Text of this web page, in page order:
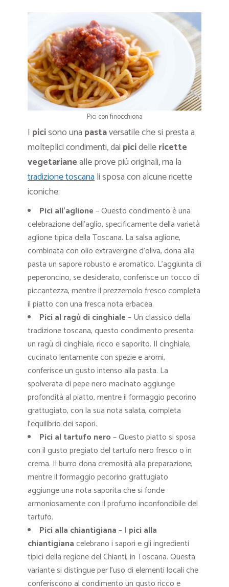
Pici con finocchiona
I picisono una pastaversatile che si presta a
molteplici condimenti, dai picidellericette
vegetarianealle prove più originali, ma la
tradizione toscanali sposa con alcune ricette
iconiche:
Pici all’aglione– Questo condimento è una
celebrazione dell’aglio, specificamente della varietà
aglione tipica della Toscana. La salsa aglione,
combinata con olio extravergine d’oliva, dona alla
pasta un sapore robusto e aromatico. L’aggiunta di
peperoncino, se desiderato, conferisce un tocco di
piccantezza, mentre il prezzemolo fresco completa
il piatto con una fresca nota erbacea.
Pici al ragù di cinghiale– Un classico della
tradizione toscana, questo condimento presenta
un ragù di cinghiale, ricco e saporito. Il cinghiale,
cucinato lentamente con spezie e aromi,
conferisce un gusto intenso alla pasta. La
spolverata di pepe nero macinato aggiunge
profondità al piatto, mentre il formaggio pecorino
grattugiato, con la sua nota salata, completa
l’equilibrio dei sapori.
Pici al tartufo nero– Questo piatto si sposa
con il gusto pregiato del tartufo nero fresco o in
crema. Il burro dona cremosità alla preparazione,
mentre il formaggio pecorino grattugiato
aggiunge una nota saporita che si fonde
armoniosamente con il profumo inconfondibile del
tartufo.
Pici alla chiantigiana– I pici alla
chiantigianacelebrano i sapori e gli ingredienti
tipici della regione del Chianti, in Toscana. Questa
variante si distingue per l’uso di elementi locali che
conferiscono al condimento un gusto ricco e